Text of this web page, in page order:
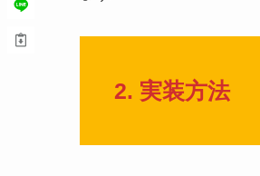
2. 実装方法